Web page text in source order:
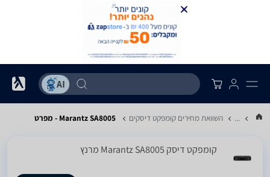
... השוואת מחירים קומפקט דיסקים Marantz SA8005 - מפרט
קומפקט דיסק Marantz SA8005 מרנץ